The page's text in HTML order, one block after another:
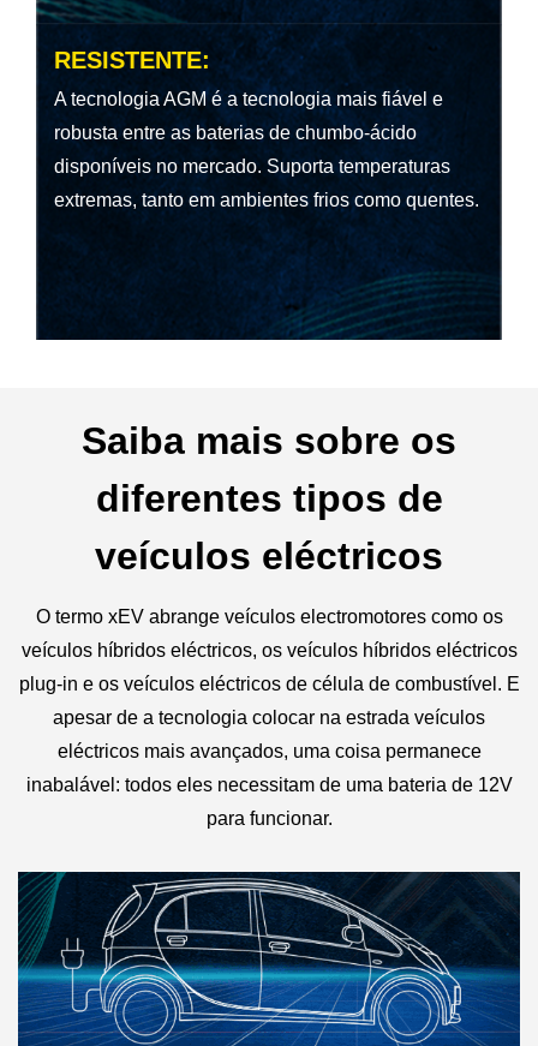
RESISTENTE:
A tecnologia AGM é a tecnologia mais fiável e
robusta entre as baterias de chumbo-ácido
disponíveis no mercado. Suporta temperaturas
extremas, tanto em ambientes frios como quentes.
Saiba mais sobre os
diferentes tipos de
veículos eléctricos
O termo xEV abrange veículos electromotores como os
veículos híbridos eléctricos, os veículos híbridos eléctricos
plug-in e os veículos eléctricos de célula de combustível. E
apesar de a tecnologia colocar na estrada veículos
eléctricos mais avançados, uma coisa permanece
inabalável: todos eles necessitam de uma bateria de 12V
para funcionar.